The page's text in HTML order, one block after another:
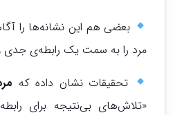
بعضی هم این نشانه‌ها را
مرد را به سمت یک رابطه‌ی جدی و
تحقیقات نشان داده که
«تلاش‌های بی‌نتیجه برای